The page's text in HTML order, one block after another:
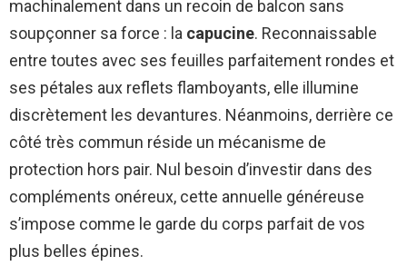
machinalement dans un recoin de balcon sans
soupçonner sa force : la capucine. Reconnaissable
entre toutes avec ses feuilles parfaitement rondes et
ses pétales aux reflets flamboyants, elle illumine
discrètement les devantures. Néanmoins, derrière ce
côté très commun réside un mécanisme de
protection hors pair. Nul besoin d’investir dans des
compléments onéreux, cette annuelle généreuse
s’impose comme le garde du corps parfait de vos
plus belles épines.